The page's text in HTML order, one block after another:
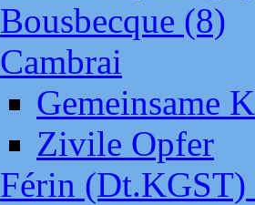
Bousbecque (8)
Cambrai
Gemeinsame
Zivile Opfer
Férin (Dt.KGST)